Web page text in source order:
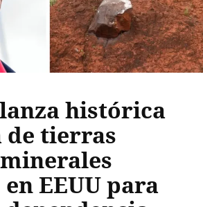
histórica
de tierras
EEUU para